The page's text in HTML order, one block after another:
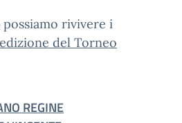
possiamo rivivere i
edizione del Torneo
REGINE